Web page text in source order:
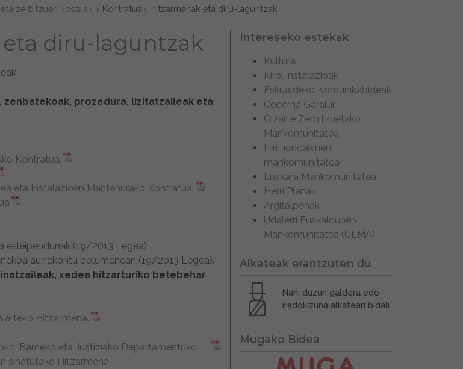
zerbitzuen kostuak > Kontratuak, hitzarmenak eta diru-laguntzak
diru-laguntzak
prozedura, lizitatzaileak eta
Kontratua.
.
eta Instalazioen Mantenurako Kontratua.
esleipendunak (19/2013 Legea)
aurrekontu bolumenean (19/2013 Legea).
xedea hitzarturiko betebehar
arteko Hitzarmena.
Barneko eta Justiziako Departamentuko
sinatutako Hitzarmena.
Intereseko estekak
Kultura
Kirol instalazioak
Eskualdeko Komunikabideak
Cederna Garalur
Gizarte Zerbitzuetako
Mankomunitatea
Hiri hondakinen
mankomunitatea
Euskara Mankomunitatea
Herri Planak
Argitalpenak
Udalerri Euskaldunen
Mankomunitatea (UEMA)
Alkateak erantzuten du
Nahi duzun galdera edo
iradokizuna alkateari bidali.
Mugako Bidea